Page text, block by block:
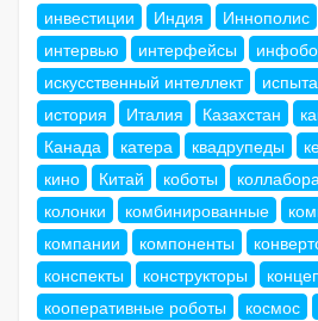
инвестиции
Индия Иннополис
интервью
интерфейсы
искусственный интеллект
история
Италия Казахстан
Канада
катера квадрупеды
кино
Китай коботы
колонки
комбинированные
компании
компоненты
конспекты
конструкторы
кооперативные роботы
космос